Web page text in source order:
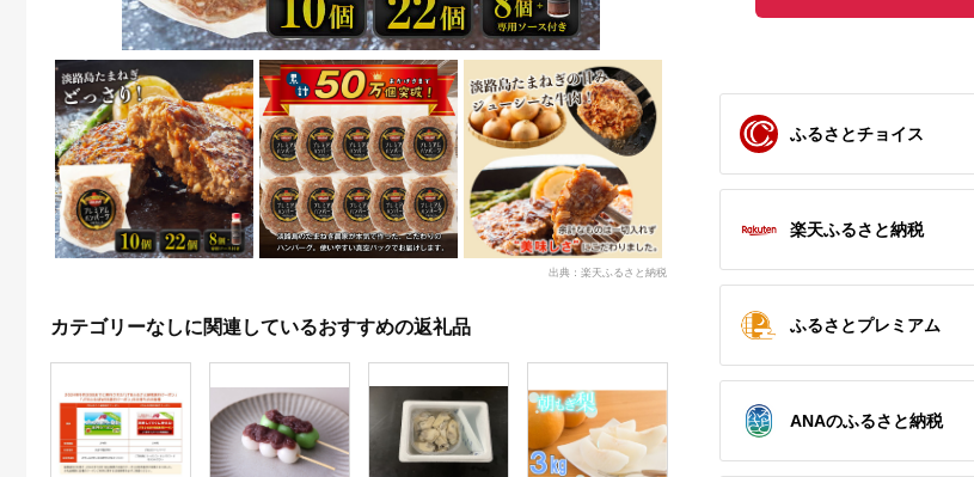
出典：楽天ふるさと納税
カテゴリーなしに関連しているおすすめの返礼品
ふるさとチョイス
楽天ふるさと納税
ふるさとプレミアム
ANAのふるさと納税